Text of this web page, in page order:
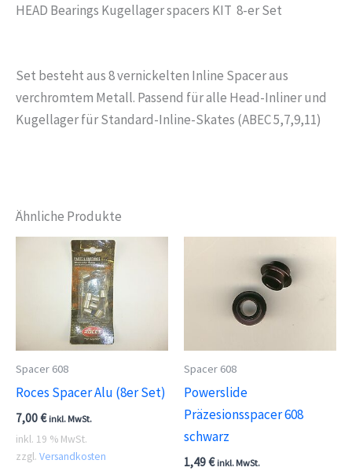
HEAD Bearings Kugellager spacers KIT 8-er Set
Set besteht aus 8 vernickelten Inline Spacer aus
verchromtem Metall. Passend für alle Head-Inliner und
Kugellager für Standard-Inline-Skates (ABEC 5,7,9,11)
Ähnliche Produkte
Spacer 608
Roces Spacer Alu (8er Set)
7,00€ inkl. MwSt.
inkl. 19 % MwSt.
zzgl. Versandkosten
Spacer 608
Powerslide
Präzesionsspacer 608
schwarz
1,49€ inkl. MwSt.